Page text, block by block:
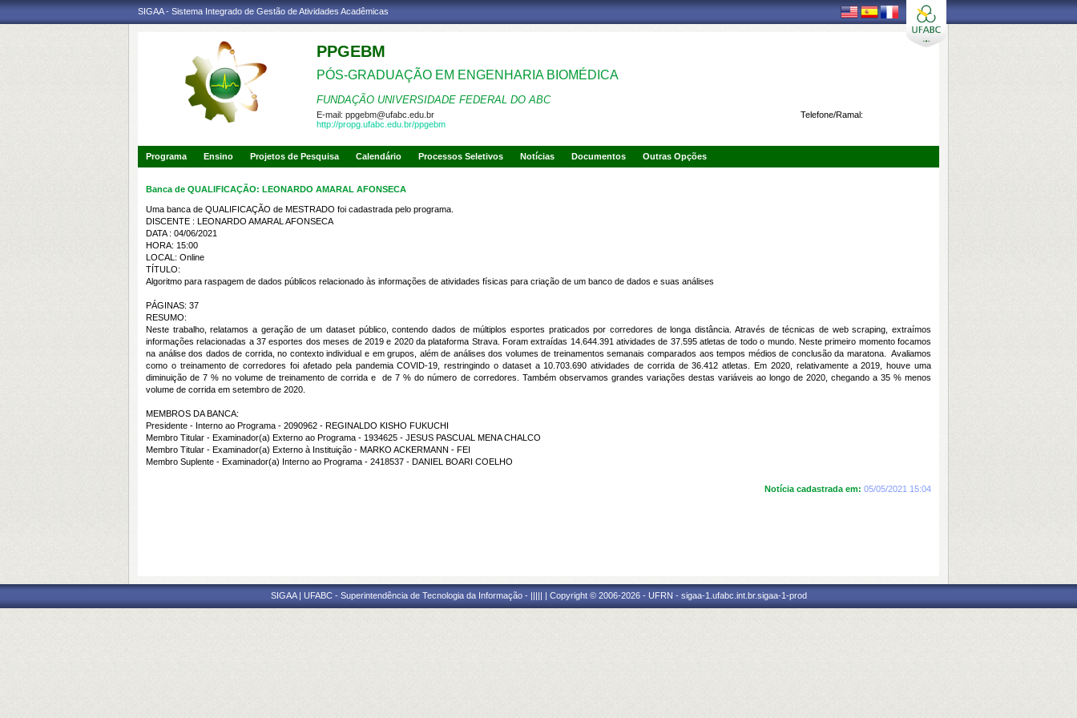
SIGAA - Sistema Integrado de Gestão de Atividades Acadêmicas
PPGEBM
PÓS-GRADUAÇÃO EM ENGENHARIA BIOMÉDICA
FUNDAÇÃO UNIVERSIDADE FEDERAL DO ABC
Telefone/Ramal:
E-mail: ppgebm@ufabc.edu.br
http://propg.ufabc.edu.br/ppgebm
Programa Ensino Projetos de Pesquisa Calendário Processos Seletivos Notícias Documentos Outras Opções
Banca de QUALIFICAÇÃO: LEONARDO AMARAL AFONSECA
Uma banca de QUALIFICAÇÃO de MESTRADO foi cadastrada pelo programa.
DISCENTE : LEONARDO AMARAL AFONSECA
DATA : 04/06/2021
HORA: 15:00
LOCAL: Online
TÍTULO:
Algoritmo para raspagem de dados públicos relacionado às informações de atividades físicas para criação de um banco de dados e suas análises
PÁGINAS: 37
RESUMO:
Neste trabalho, relatamos a geração de um dataset público, contendo dados de múltiplos esportes praticados por corredores de longa distância. Através de técnicas de web scraping, extraímos
informações relacionadas a 37 esportes dos meses de 2019 e 2020 da plataforma Strava. Foram extraídas 14.644.391 atividades de 37.595 atletas de todo o mundo. Neste primeiro momento focamos
na análise dos dados de corrida, no contexto individual e em grupos, além de análises dos volumes de treinamentos semanais comparados aos tempos médios de conclusão da maratona. Avaliamos
como o treinamento de corredores foi afetado pela pandemia COVID-19, restringindo o dataset a 10.703.690 atividades de corrida de 36.412 atletas. Em 2020, relativamente a 2019, houve uma
diminuição de 7 % no volume de treinamento de corrida e de 7 % do número de corredores. Também observamos grandes variações destas variáveis ao longo de 2020, chegando a 35 % menos
volume de corrida em setembro de 2020.
MEMBROS DA BANCA:
Presidente - Interno ao Programa - 2090962 - REGINALDO KISHO FUKUCHI
Membro Titular - Examinador(a) Externo ao Programa - 1934625 - JESUS PASCUAL MENA CHALCO
Membro Titular - Examinador(a) Externo à Instituição - MARKO ACKERMANN - FEI
Membro Suplente - Examinador(a) Interno ao Programa - 2418537 - DANIEL BOARI COELHO
Notícia cadastrada em: 05/05/2021 15:04
SIGAA | UFABC - Superintendência de Tecnologia da Informação - ||||| | Copyright © 2006-2026 - UFRN - sigaa-1.ufabc.int.br.sigaa-1-prod